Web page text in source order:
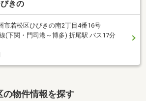
きの
市若松区ひびきの南2丁目4番16号
(下関・門司港～博多) 折尾駅 バス17分
の物件情報を探す